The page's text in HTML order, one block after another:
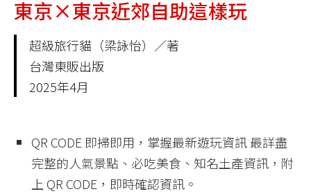
東京×東京近郊自助這樣玩
超級旅行貓（梁詠怡）／著
台灣東販出版
2025年4月
QR CODE 即掃即用，掌握最新遊玩資訊 最詳盡
完整的人氣景點、必吃美食、知名土產資訊，附
上 QR CODE，即時確認資訊。